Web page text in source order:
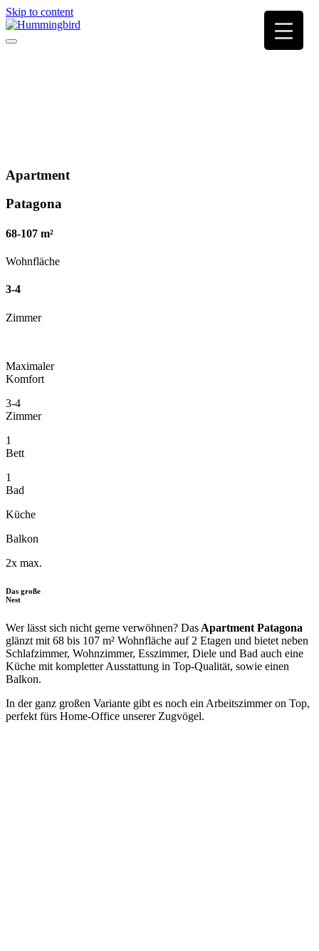
Skip to content
Apartment
Patagona
68-107 m²
Wohnfläche
3-4
Zimmer
Maximaler
Komfort
3-4
Zimmer
1
Bett
1
Bad
Küche
Balkon
2x max.
Das große
Nest
Wer lässt sich nicht gerne verwöhnen? DasApartment Patagona
glänzt mit 68 bis 107 m² Wohnfläche auf 2 Etagen und bietet neben
Schlafzimmer, Wohnzimmer, Esszimmer, Diele und Bad auch eine
Küche mit kompletter Ausstattung in Top-Qualität, sowie einen
Balkon.
In der ganz großen Variante gibt es noch ein Arbeitszimmer on Top,
perfekt fürs Home-Office unserer Zugvögel.